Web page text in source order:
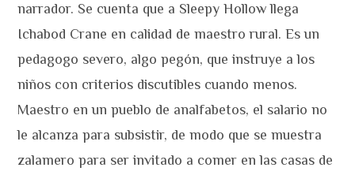
narrador. Se cuenta que a Sleepy Hollow llega
Ichabod Crane en calidad de maestro rural. Es un
pedagogo severo, algo pegón, que instruye a los
niños con criterios discutibles cuando menos.
Maestro en un pueblo de analfabetos, el salario no
le alcanza para subsistir, de modo que se muestra
zalamero para ser invitado a comer en las casas de